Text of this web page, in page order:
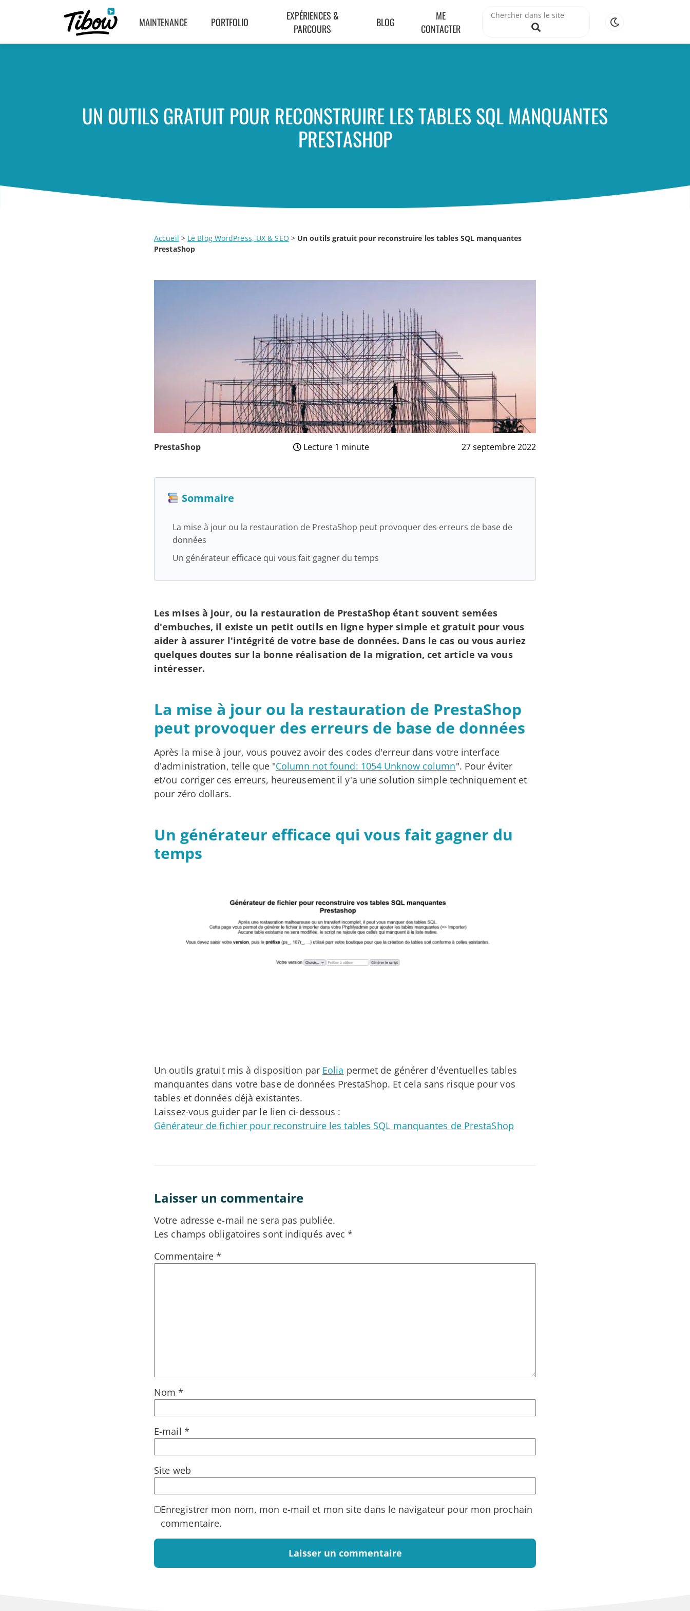
MAINTENANCE PORTFOLIO
EXPÉRIENCES &
PARCOURS
BLOG
ME
CONTACTER
UN OUTILS GRATUIT POUR RECONSTRUIRE LES TABLES SQL MANQUANTES
PRESTASHOP
Accueil > Le Blog WordPress, UX & SEO > Un outils gratuit pour reconstruire les tables SQL manquantes
PrestaShop
PrestaShop Lecture 1 minute 27 septembre 2022
3
2024
Sommaire
La mise à jour ou la restauration de PrestaShop peut provoquer des erreurs de base de
données
Un générateur efficace qui vous fait gagner du temps
Les mises à jour, ou la restauration de PrestaShop étant souvent semées
d'embuches, il existe un petit outils en ligne hyper simple et gratuit pour vous
aider à assurer l'intégrité de votre base de données. Dans le cas ou vous auriez
quelques doutes sur la bonne réalisation de la migration, cet article va vous
intéresser.
La mise à jour ou la restauration de PrestaShop
peut provoquer des erreurs de base de données
Après la mise à jour, vous pouvez avoir des codes d'erreur dans votre interface
d'administration, telle que "Column not found: 1054 Unknow column". Pour éviter
et/ou corriger ces erreurs, heureusement il y'a une solution simple techniquement et
pour zéro dollars.
Un générateur efficace qui vous fait gagner du
temps
Un outils gratuit mis à disposition par Eolia permet de générer d'éventuelles tables
manquantes dans votre base de données PrestaShop. Et cela sans risque pour vos
tables et données déjà existantes.
Laissez-vous guider par le lien ci-dessous :
Générateur de fichier pour reconstruire les tables SQL manquantes de PrestaShop
Laisser un commentaire
Votre adresse e-mail ne sera pas publiée.
Les champs obligatoires sont indiqués avec*
Commentaire*
Nom*
E-mail *
Site web
Enregistrer mon nom, mon e-mail et mon site dans le navigateur pour mon prochain
commentaire.